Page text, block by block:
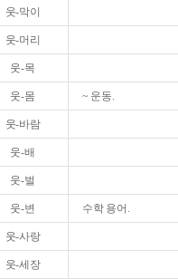
웃-막이
웃-머리
웃-목
웃-몸 ~ 운동.
웃-바람
웃-배
웃-벌
웃-변 수학 용어.
웃-사랑
웃-세장